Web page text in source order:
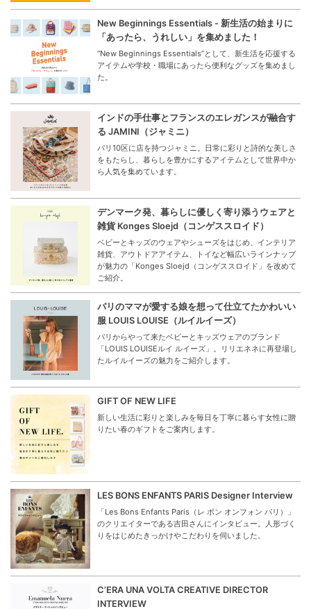
New Beginnings Essentials - 新生活の始まりに
「あったら、うれしい」を集めました！
“New Beginnings Essentials”として、新生活を応援する
アイテムや学校・職場にあったら便利なグッズを集めまし
た。
インドの手仕事とフランスのエレガンスが融合す
る JAMINI（ジャミニ）
パリ10区に店を持つジャミニ。日常に彩りと詩的な美しさ
をもたらし、暮らしを豊かにするアイテムとして世界中か
ら人気を集めています。
デンマーク発、暮らしに優しく寄り添うウェアと
雑貨 Konges Sloejd（コンゲススロイド）
ベビーとキッズのウェアやシューズをはじめ、インテリア
雑貨、アウトドアアイテム、トイなど幅広いラインナップ
が魅力の「Konges Sloejd（コンゲススロイド」を改めて
ご紹介。
パリのママが愛する娘を想って仕立てたかわいい
服 LOUIS LOUISE（ルイルイーズ）
パリからやって来たベビーとキッズウェアのブランド
「LOUIS LOUISEルイ ルイーズ」。リリエネネに再登場し
たルイルイーズの魅力をご紹介します。
GIFT OF NEW LIFE
新しい生活に彩りと楽しみを毎日を丁寧に暮らす女性に贈
りたい春のギフトをご案内します。
LES BONS ENFANTS PARIS Designer Interview
「Les Bons Enfants Paris（レ ボン オンフォン パリ）」
のクリエイターである吉田さんにインタビュー。人形づく
りをはじめたきっかけやこだわりを伺いました。
C’ERA UNA VOLTA CREATIVE DIRECTOR
INTERVIEW